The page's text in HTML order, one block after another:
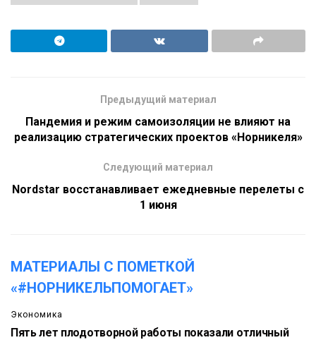
Предыдущий материал
Пандемия и режим самоизоляции не влияют на
реализацию стратегических проектов «Норникеля»
Следующий материал
Nordstar восстанавливает ежедневные перелеты c
1 июня
МАТЕРИАЛЫ С ПОМЕТКОЙ
«#НОРНИКЕЛЬПОМОГАЕТ»
Экономика
Пять лет плодотворной работы показали отличный